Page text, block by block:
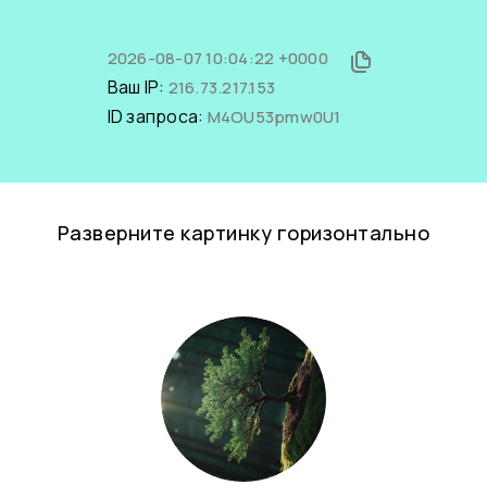
2026-08-07 10:04:22 +0000
Ваш IP: 216.73.217.153
ID запроса: M4OU53pmw0U1
Разверните картинку горизонтально